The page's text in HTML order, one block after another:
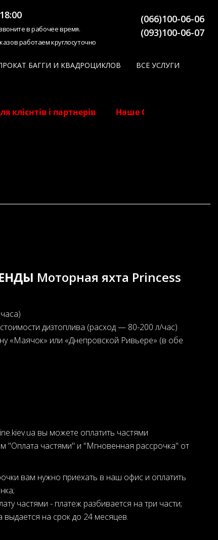
в рабочее время.
работаем круглосуточно
(066)100-06-06
(093)100-06-07
БАГГИ И КВАДРОЦИКЛОВ ВСЕ УСЛУГИ
і партнерів Наше СТО! Знижки для
Моторная яхта Princess
дизтоплива (расход — 80-200 л/час)
«Маячок» или «Днепровской Ривьере» (в обе
вы можете оплатить частями
"Оплата частями" и "Мгновенная рассрочка" от
вам нужно приехать в наш офис и оплатить
частями - платеж разбивается на три части;
на срок до 24 месяцев.